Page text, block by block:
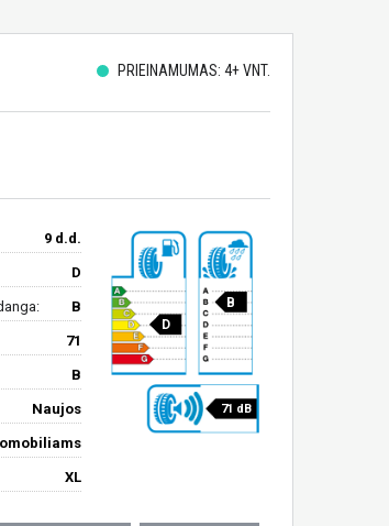
PRIEINAMUMAS: 4+ VNT.
9 d.d.
D
B
71
B
Naujos
XL
D
B
71 dB